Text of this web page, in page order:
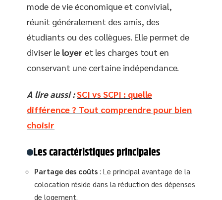
mode de vie économique et convivial,
réunit généralement des amis, des
étudiants ou des collègues. Elle permet de
diviser le loyer et les charges tout en
conservant une certaine indépendance.
A lire aussi : SCI vs SCPI : quelle
différence ? Tout comprendre pour bien
choisir
Les caractéristiques principales
Partage des coûts : Le principal avantage de la
colocation réside dans la réduction des dépenses
de logement.